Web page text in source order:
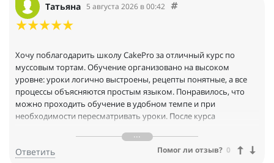
Татьяна 5 августа 2026 в 00:42
Хочу поблагодарить школу CakePro за отличный курс по
муссовым тортам. Обучение организовано на высоком
уровне: уроки логично выстроены, рецепты понятные, а все
процессы объясняются простым языком. Понравилось, что
можно проходить обучение в удобном темпе и при
необходимости пересматривать уроки. После курса
стали выглядеть более профессионально. С удовольствием
рекомендую этот курс всем, кто хочет освоить современные
Ответить Помог ли отзыв? 0